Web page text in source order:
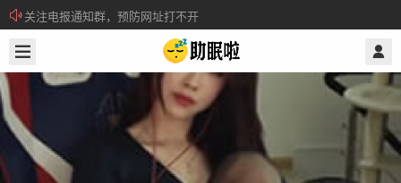
关注电报通知群，预防网址打不开
所有注册用户记得每日来签到领取积分。
@ 助眠啦